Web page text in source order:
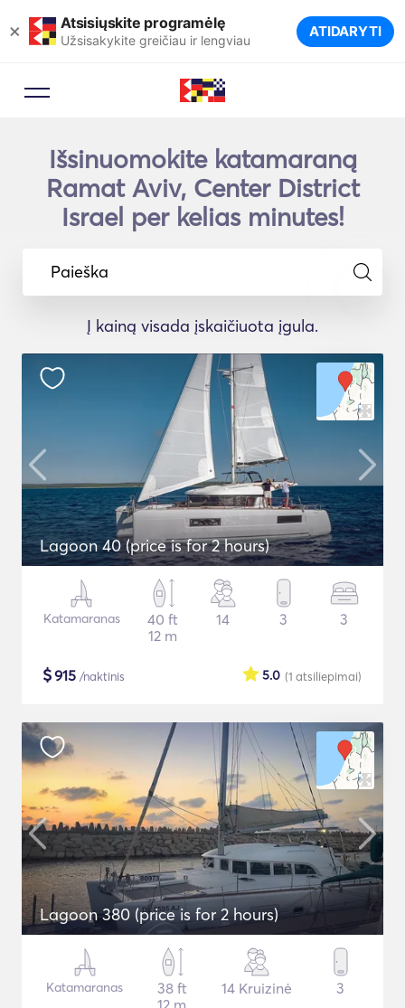
× Atsisiųskite programėlę
Užsisakykite greičiau ir lengviau ATIDARYTI
Išsinuomokite katamaraną
Ramat Aviv, Center District
Israel per kelias minutes!
Paieška
Į kainą visada įskaičiuota įgula.
Lagoon 40 (price is for 2 hours)
Katamaranas
40 ft
12 m
14 3 3
$915 /naktinis (1 atsiliepimai)
5.0
Lagoon 380 (price is for 2 hours)
Katamaranas
38 ft
12 m
14 Kruizinė 3